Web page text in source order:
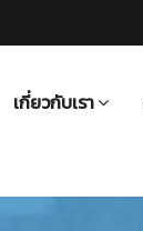
เกี่ยวกับเรา